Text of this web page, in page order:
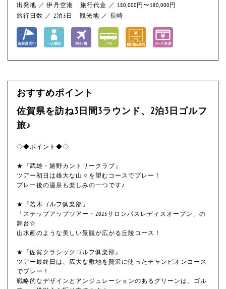
出発地 ／ 伊丹空港
旅行代金 ／ 180,000円〜180,000円
旅行日数 ／ 2泊3日
観光地 ／ 長崎
おすすめポイント
佐賀県を訪ね3日間3ラウンド、2泊3日ゴルフ
旅♪
◇◆ポイント◆◇
★『武雄・嬉野カントリークラブ』
ツアー初日は雄大な山々を望むコースでプレー！
プレー後の温泉も楽しみの一つです♪
★『若木ゴルフ俱楽部』
「ステップアップツアー・2025サロンパスレディスオープン」の
舞台☆
山水画のような美しい景観が広がる丘陵コース！
★『佐賀クラシックゴルフ俱楽部』
ツアー最終日は、広大な敷地を贅沢に使ったチャンピオンコース
でプレー！
戦略的なデザインとアンジュレーションのあるグリーンは、ゴル